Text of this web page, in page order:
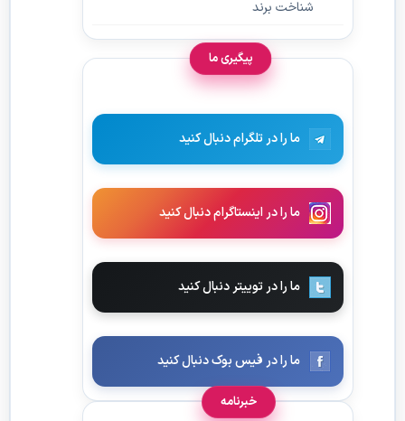
شناخت برند
پیگیری ما
ما را در تلگرام دنبال کنید
ما را در اینستاگرام دنبال کنید
ما را در توییتر دنبال کنید
ما را در فیس بوک دنبال کنید
خبرنامه